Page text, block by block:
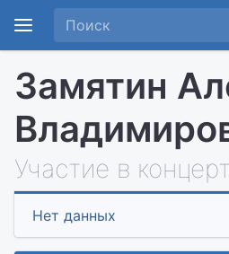
Замятин
Участие в
Нет данных